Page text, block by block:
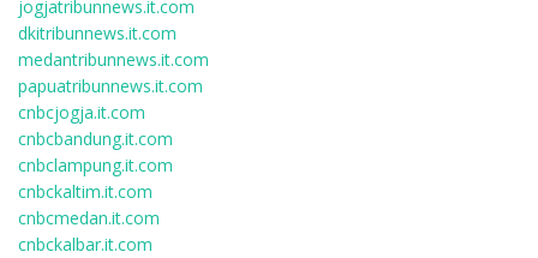
jogjatribunnews.it.com
dkitribunnews.it.com
medantribunnews.it.com
papuatribunnews.it.com
cnbcjogja.it.com
cnbcbandung.it.com
cnbclampung.it.com
cnbckaltim.it.com
cnbcmedan.it.com
cnbckalbar.it.com